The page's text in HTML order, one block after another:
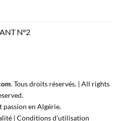
N°2
. Tous droits réservés. | All rights
passion en Algérie.
| Conditions d’utilisation